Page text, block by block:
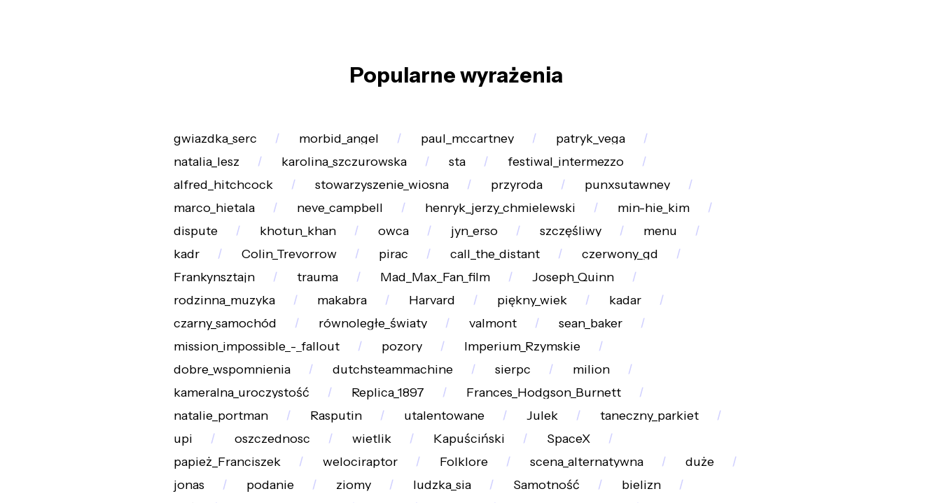
Popularne wyrażenia
gwiazdka_serc morbid_angel paul_mccartney
patryk_vega
natalia_lesz
karolina_szczurowska sta
festiwal_intermezzo
alfred_hitchcock
stowarzyszenie_wiosna przyroda
punxsutawney
marco_hietala
neve_campbell henryk_jerzy_chmielewski
min-hie_kim
dispute
khotun_khan owca jyn_erso szczęśliwy
menu
kadr
Colin_Trevorrow pirac call_the_distant
czerwony_gd
Frankynsztajn
trauma Mad_Max_Fan_film
Joseph_Quinn
rodzinna_muzyka
makabra Harvard piękny_wiek
kadar
czarny_samochód
równoległe_światy valmont
sean_baker
mission_impossible_-_fallout
pozory
Imperium_Rzymskie
dobre_wspomnienia
dutchsteammachine sierpc
milion
kameralna_uroczystość
Replica_1897
Frances_Hodgson_Burnett
natalie_portman
Rasputin utalentowane Julek
taneczny_parkiet
upi
oszczednosc wietlik Kapuściński
SpaceX
papież_Franciszek
welociraptor Folklore scena_alternatywna
duże
jonas
podanie ziomy ludzka_sia Samotność
bielizn